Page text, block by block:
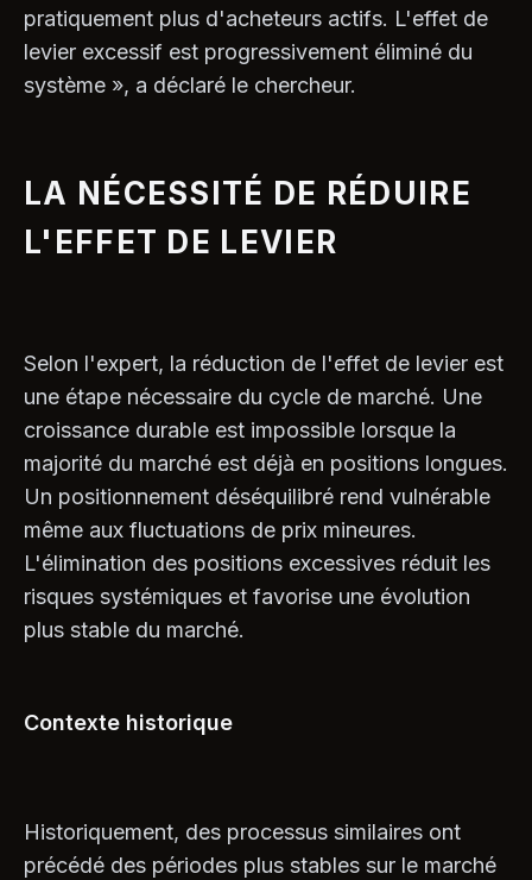
pratiquement plus d'acheteurs actifs. L'effet de
levier excessif est progressivement éliminé du
système », a déclaré le chercheur.
LA NÉCESSITÉ DE RÉDUIRE
L'EFFET DE LEVIER
Selon l'expert, la réduction de l'effet de levier est
une étape nécessaire du cycle de marché. Une
croissance durable est impossible lorsque la
majorité du marché est déjà en positions longues.
Un positionnement déséquilibré rend vulnérable
même aux fluctuations de prix mineures.
L'élimination des positions excessives réduit les
risques systémiques et favorise une évolution
plus stable du marché.
Contexte historique
Historiquement, des processus similaires ont
précédé des périodes plus stables sur le marché